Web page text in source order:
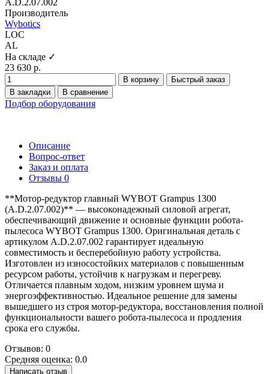
Производитель
Wybotics
LOC
AL
На складе ✓
23 630 р.
В корзину
Быстрый заказ
В закладки
В сравнение
Подбор оборудования
Описание
Вопрос-ответ
Заказ и оплата
Отзывы 0
**Мотор-редуктор главный WYBOT Grampus 1300
(A.D.2.07.002)** — высоконадежный силовой агрегат,
обеспечивающий движение и основные функции робота-
пылесоса WYBOT Grampus 1300. Оригинальная деталь с
артикулом A.D.2.07.002 гарантирует идеальную
совместимость и бесперебойную работу устройства.
Изготовлен из износостойких материалов с повышенным
ресурсом работы, устойчив к нагрузкам и перегреву.
Отличается плавным ходом, низким уровнем шума и
энергоэффективностью. Идеальное решение для замены
вышедшего из строя мотор-редуктора, восстановления полной
функциональности вашего робота-пылесоса и продления
срока его службы.
Отзывов: 0
Средняя оценка: 0.0
Написать отзыв